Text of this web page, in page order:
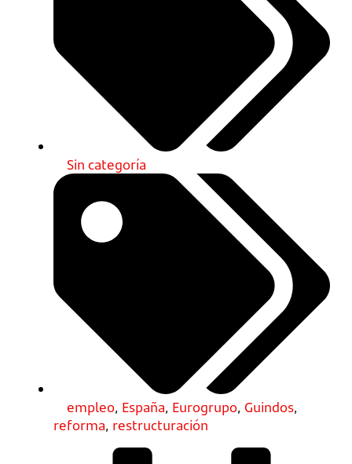
Sin categoría
empleo, España, Eurogrupo, Guindos,
reforma, restructuración